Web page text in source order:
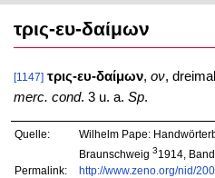
τρις-ευ-δαίμων
[1147] τρις-ευ-δαίμων, ον,
merc. cond. 3 u. a. Sp.
Quelle:
Wilhelm Pape:
Braunschweig 31914,
Permalink:
http://www.zeno.org/nid/